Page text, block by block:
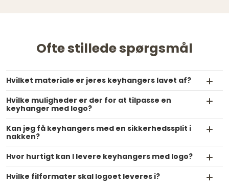
Ofte stillede spørgsmål
Hvilket materiale er jeres keyhangers lavet af?
Hvilke muligheder er der for at tilpasse en
keyhanger med logo?
Kan jeg få keyhangers med en sikkerhedssplit i
nakken?
Hvor hurtigt kan I levere keyhangers med logo?
Hvilke filformater skal logoet leveres i?